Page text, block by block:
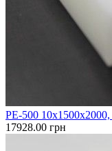
PE-500
17928.00 грн